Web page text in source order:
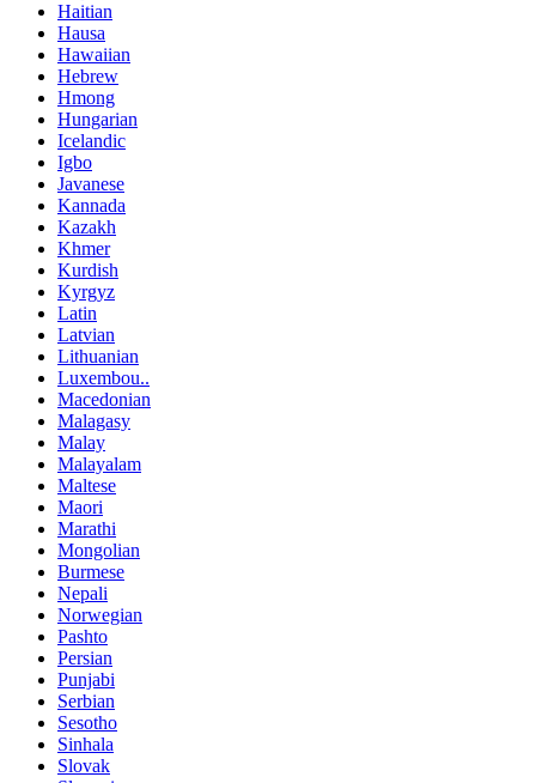
Haitian
Hausa
Hawaiian
Hebrew
Hmong
Hungarian
Icelandic
Igbo
Javanese
Kannada
Kazakh
Khmer
Kurdish
Kyrgyz
Latin
Latvian
Lithuanian
Luxembou..
Macedonian
Malagasy
Malay
Malayalam
Maltese
Maori
Marathi
Mongolian
Burmese
Nepali
Norwegian
Pashto
Persian
Punjabi
Serbian
Sesotho
Sinhala
Slovak